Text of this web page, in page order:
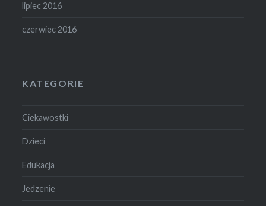
lipiec 2016
czerwiec 2016
KATEGORIE
Ciekawostki
Dzieci
Edukacja
Jedzenie